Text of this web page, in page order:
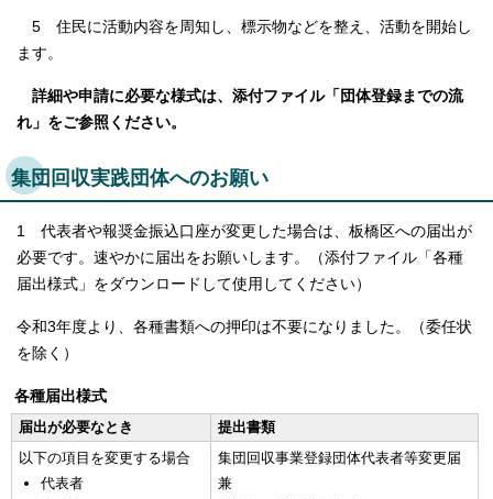
5 住民に活動内容を周知し、標示物などを整え、活動を開始し
ます。
詳細や申請に必要な様式は、添付ファイル「団体登録までの流
れ」をご参照ください。
集団回収実践団体へのお願い
1 代表者や報奨金振込口座が変更した場合は、板橋区への届出が
必要です。速やかに届出をお願いします。（添付ファイル「各種
届出様式」をダウンロードして使用してください）
令和3年度より、各種書類への押印は不要になりました。（委任状
を除く）
各種届出様式
届出が必要なとき
提出書類
以下の項目を変更する場合
代表者
集団回収事業登録団体代表者等変更届
兼